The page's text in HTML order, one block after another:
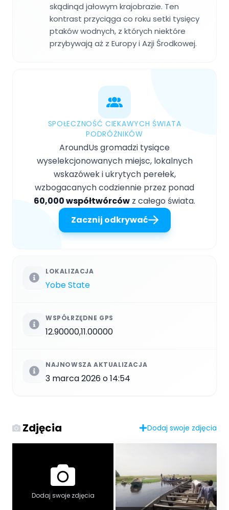
skądinąd jałowym krajobrazie. Ten
kontrast przyciąga co roku setki tysięcy
ptaków wodnych, z których niektóre
przybywają aż z Europy i Azji Środkowej.
SPOŁECZNOŚĆ CIEKAWYCH ŚWIATA
PODRÓŻNIKÓW
AroundUs gromadzi tysiące
wyselekcjonowanych miejsc, lokalnych
wskazówek i ukrytych perełek,
wzbogacanych codziennie przez ponad
60,000 współtwórców z całego świata.
Zacznij odkrywać
LOKALIZACJA
Yobe State
WSPÓŁRZĘDNE GPS
12.90000,11.00000
NAJNOWSZA AKTUALIZACJA
3 marca 2026 o 14:54
Zdjęcia Dodaj swoje zdjęcia
Dodaj swoje zdjęcia